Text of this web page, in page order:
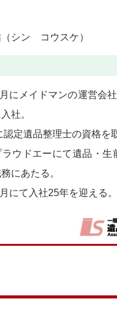
シン コウスケ）
にメイドマンの運営会
社。
認定遺品整理士の資格を
ウドエーにて遺品・生
にあたる。
にて入社25年を迎える。